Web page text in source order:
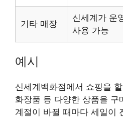
기타 매장
신세계가 운
사용 가능
예시
신세계백화점에서 쇼핑을
화장품 등 다양한 상품을 구
계절이 바뀔 때마다 세일이